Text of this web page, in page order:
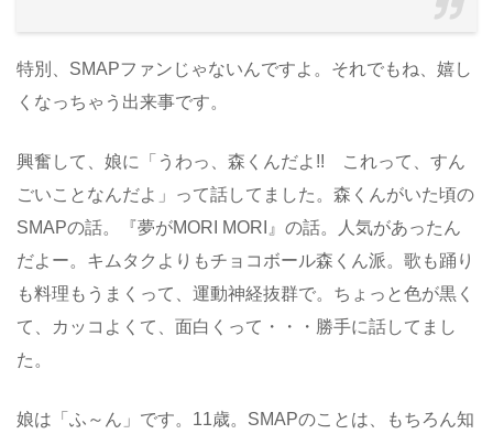
特別、SMAPファンじゃないんですよ。それでもね、嬉し
くなっちゃう出来事です。
興奮して、娘に「うわっ、森くんだよ!! これって、すん
ごいことなんだよ」って話してました。森くんがいた頃の
SMAPの話。『夢がMORI MORI』の話。人気があったん
だよー。キムタクよりもチョコボール森くん派。歌も踊り
も料理もうまくって、運動神経抜群で。ちょっと色が黒く
て、カッコよくて、面白くって・・・勝手に話してまし
た。
娘は「ふ～ん」です。11歳。SMAPのことは、もちろん知